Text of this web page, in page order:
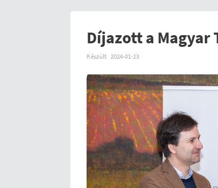
Díjazott a Magyar
Készült 2024-01-23